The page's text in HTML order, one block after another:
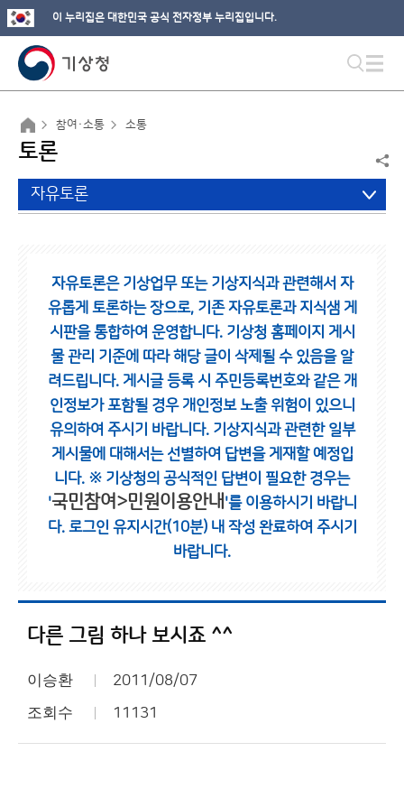
이 누리집은 대한민국 공식 전자정부 누리집입니다.
참여·소통 소통
토론
자유토론
자유토론은 기상업무 또는 기상지식과 관련해서 자
유롭게 토론하는 장으로, 기존 자유토론과 지식샘 게
시판을 통합하여 운영합니다. 기상청 홈페이지 게시
물 관리 기준에 따라 해당 글이 삭제될 수 있음을 알
려드립니다. 게시글 등록 시 주민등록번호와 같은 개
인정보가 포함될 경우 개인정보 노출 위험이 있으니
유의하여 주시기 바랍니다. 기상지식과 관련한 일부
게시물에 대해서는 선별하여 답변을 게재할 예정입
니다. ※ 기상청의 공식적인 답변이 필요한 경우는
'국민참여>민원이용안내 '를 이용하시기 바랍니
다. 로그인 유지시간(10분) 내 작성 완료하여 주시기
바랍니다.
다른 그림 하나 보시죠 ^^
이승환 2011/08/07
조회수 11131